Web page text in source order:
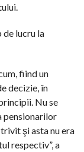
de lucru la
fiind un
decizie, în
Nu se
pensionarilor
şi asta nu era
respectiv”, a